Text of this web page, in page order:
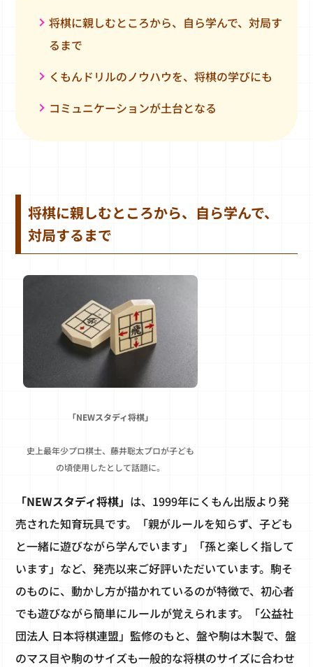
将棋に親しむところから、自ら学んで、対局す
るまで
くもんドリルのノウハウを、将棋の学びにも
コミュニケーションが土台となる
将棋に親しむところから、自ら学んで、
対局するまで
「NEWスタディ将棋」
史上最年少プロ棋士、藤井聡太プロが子ども
の頃使用したとして話題に。
「NEWスタディ将棋」 は、1999年にくもん出版より発
売された知育玩具です。「親がルールを知らず、子ども
と一緒に遊びながら学んでいます」「孫と楽しく指して
います」など、発売以来ご好評いただいています。駒そ
のものに、動かし方が描かれているのが特徴で、初心者
でも遊びながら簡単にルールが覚えられます。「公益社
団法人 日本将棋連盟」監修のもと、盤や駒は木製で、盤
のマス目や駒のサイズも一般的な将棋のサイズに合わせ